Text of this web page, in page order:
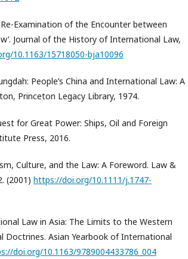
Examination of the Encounter between
Journal of the History of International Law,
10.1163/15718050-bja10096
People’s China and International Law: A
Princeton Legacy Library, 1974.
for Great Power: Ships, Oil and Foreign
Press, 2016.
Culture, and the Law: A Foreword. Law &
(2001) https://doi.org/10.1111/j.1747-
Law in Asia: The Limits to the Western
Doctrines. Asian Yearbook of International
doi.org/10.1163/9789004433786_004